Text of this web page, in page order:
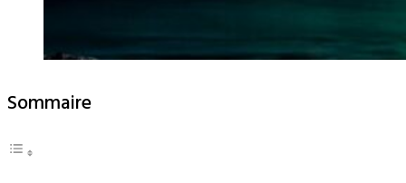
Sommaire